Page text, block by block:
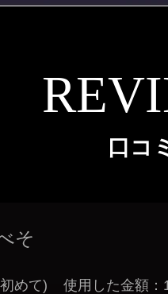
口コ
そ
めて) 使用した金額